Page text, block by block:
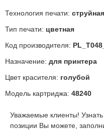
Технология печати: струйная
Тип печати: цветная
Код производителя:
Назначение: для принтера
Цвет красителя: голубой
Модель картриджа: 48240
Уважаемые клиенты!
позиции Вы можете,